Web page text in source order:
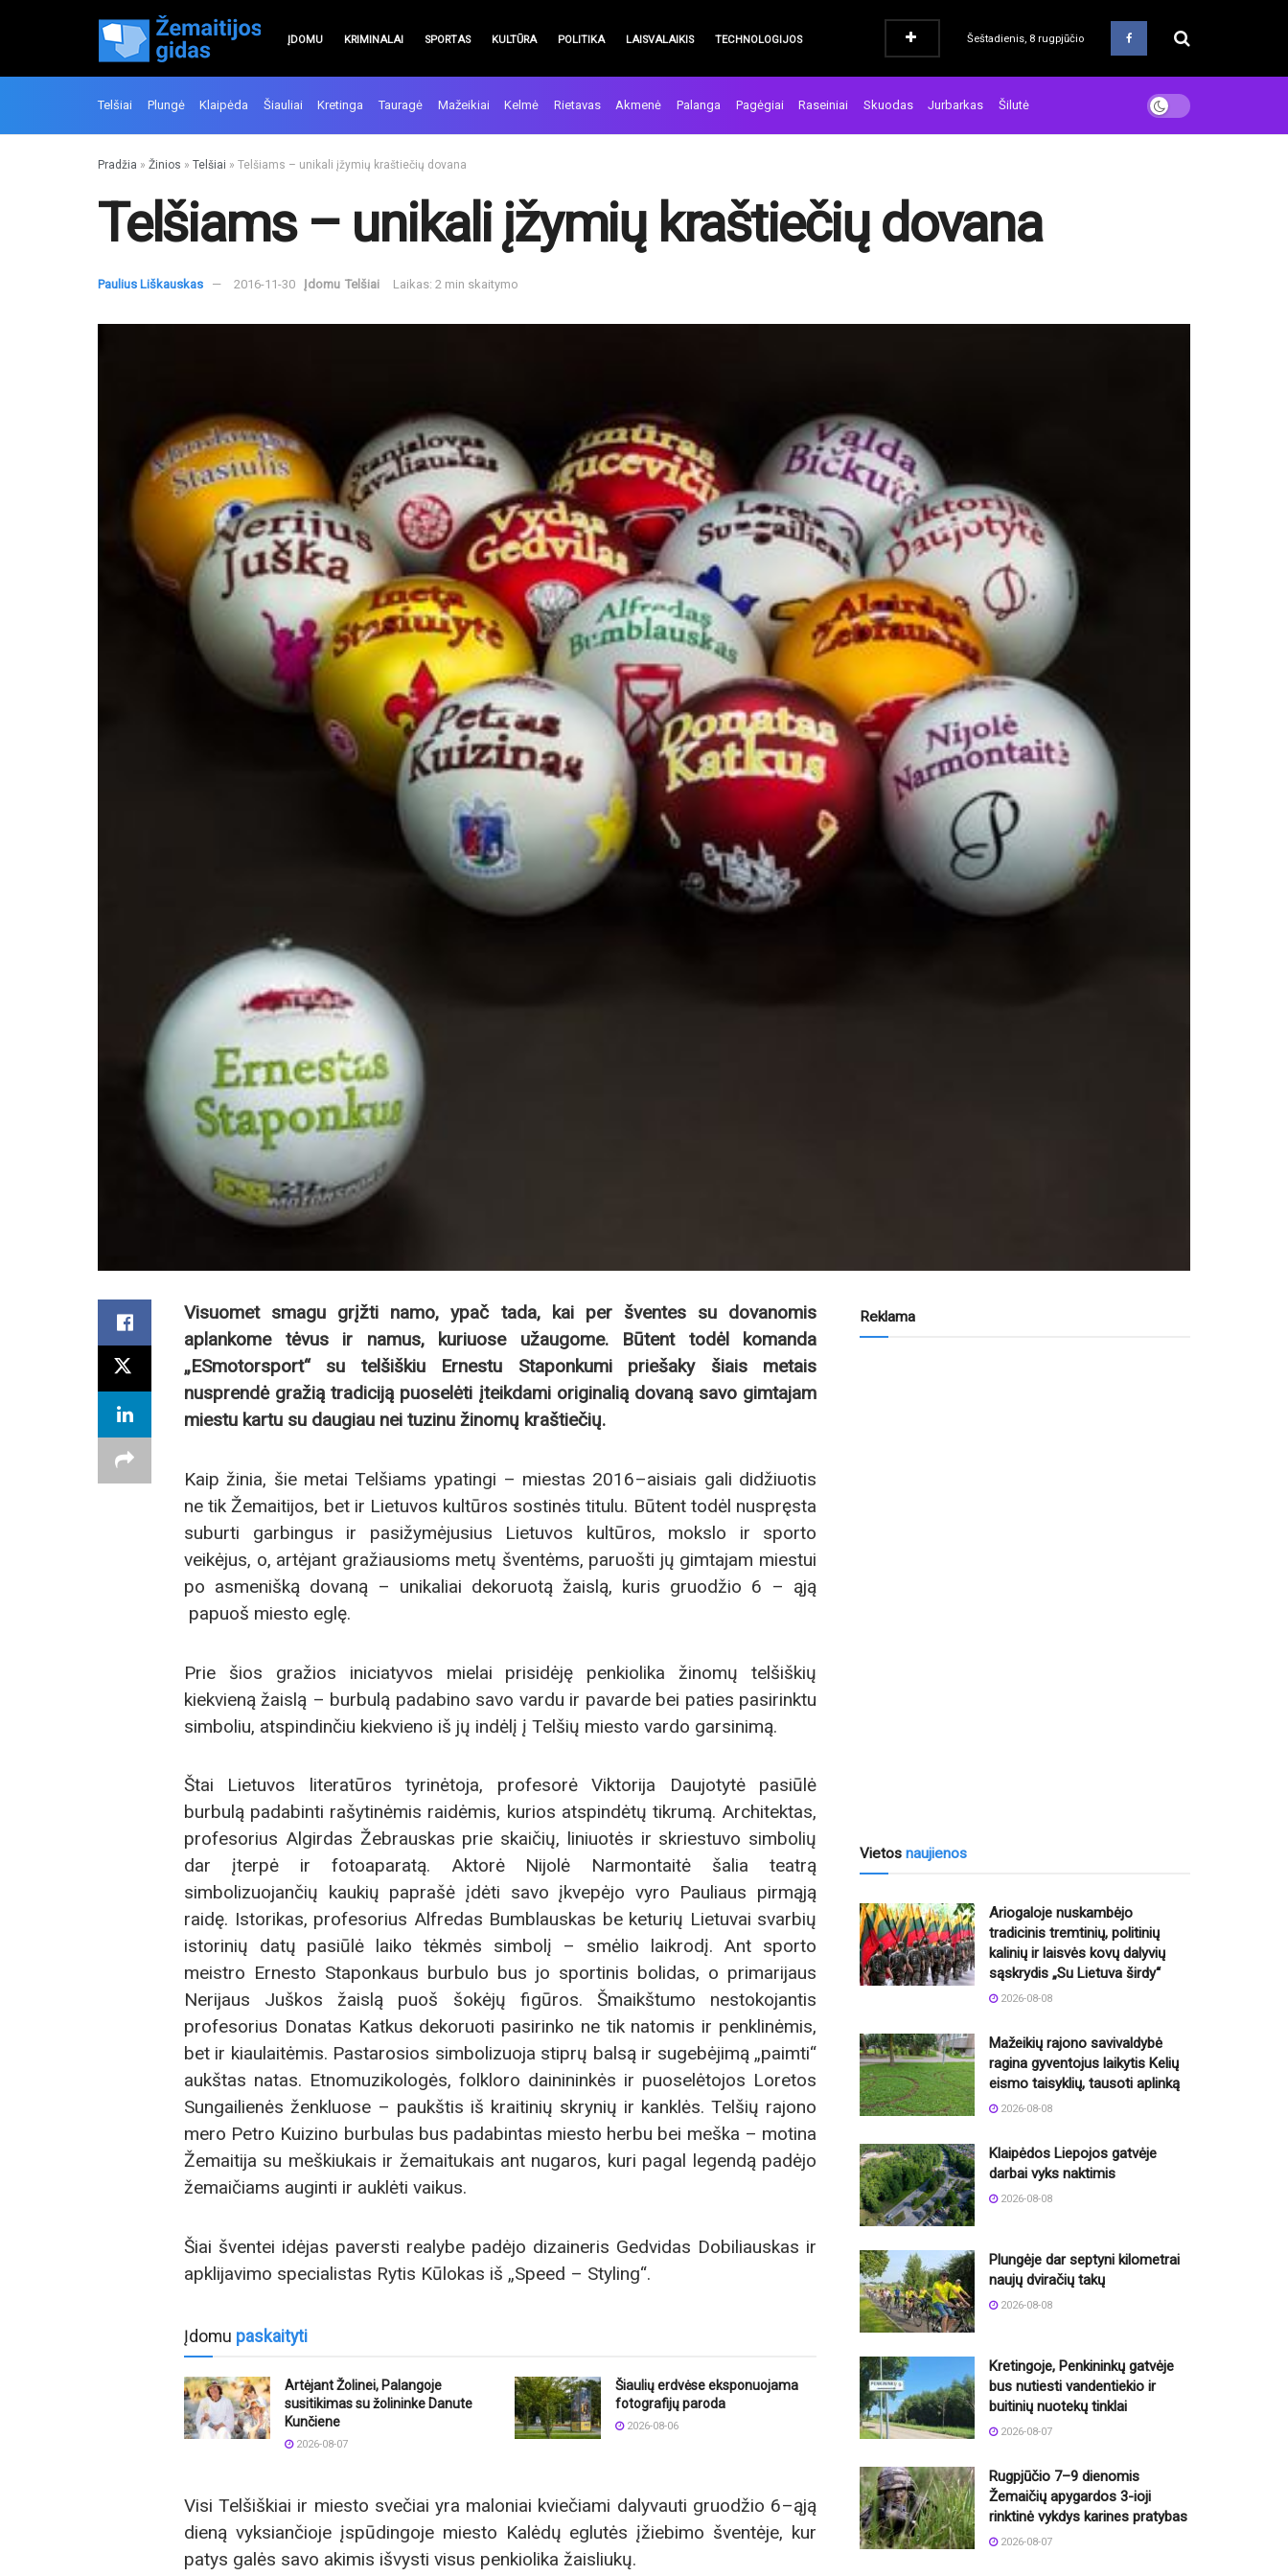
ĮDOMU KRIMINALAI SPORTAS KULTŪRA POLITIKA LAISVALAIKIS TECHNOLOGIJOS Šeštadienis, 8 rugpjūčio
Telšiai Plungė Klaipėda Šiauliai Kretinga Tauragė Mažeikiai Kelmė Rietavas Akmenė Palanga Pagėgiai Raseiniai Skuodas Jurbarkas Šilutė
Pradžia » Žinios » Telšiai » Telšiams – unikali įžymių kraštiečių dovana
Telšiams – unikali įžymių kraštiečių dovana
Paulius Liškauskas 2016-11-30 Įdomu Telšiai Laikas: 2 min skaitymo
Visuomet smagu grįžti namo, ypač tada, kai per šventes su dovanomis
aplankome tėvus ir namus, kuriuose užaugome. Būtent todėl komanda
„ESmotorsport“ su telšiškiu Ernestu Staponkumi priešaky šiais metais
nusprendė gražią tradiciją puoselėti įteikdami originalią dovaną savo gimtajam
miestu kartu su daugiau nei tuzinu žinomų kraštiečių.
Kaip žinia, šie metai Telšiams ypatingi – miestas 2016–aisiais gali didžiuotis
ne tik Žemaitijos, bet ir Lietuvos kultūros sostinės titulu. Būtent todėl nuspręsta
suburti garbingus ir pasižymėjusius Lietuvos kultūros, mokslo ir sporto
veikėjus, o, artėjant gražiausioms metų šventėms, paruošti jų gimtajam miestui
po asmenišką dovaną – unikaliai dekoruotą žaislą, kuris gruodžio 6 – ąją
papuoš miesto eglę.
Prie šios gražios iniciatyvos mielai prisidėję penkiolika žinomų telšiškių
kiekvieną žaislą – burbulą padabino savo vardu ir pavarde bei paties pasirinktu
simboliu, atspindinčiu kiekvieno iš jų indėlį į Telšių miesto vardo garsinimą.
Štai Lietuvos literatūros tyrinėtoja, profesorė Viktorija Daujotytė pasiūlė
burbulą padabinti rašytinėmis raidėmis, kurios atspindėtų tikrumą. Architektas,
profesorius Algirdas Žebrauskas prie skaičių, liniuotės ir skriestuvo simbolių
dar įterpė ir fotoaparatą. Aktorė Nijolė Narmontaitė šalia teatrą
simbolizuojančių kaukių paprašė įdėti savo įkvepėjo vyro Pauliaus pirmąją
raidę. Istorikas, profesorius Alfredas Bumblauskas be keturių Lietuvai svarbių
istorinių datų pasiūlė laiko tėkmės simbolį – smėlio laikrodį. Ant sporto
meistro Ernesto Staponkaus burbulo bus jo sportinis bolidas, o primarijaus
Nerijaus Juškos žaislą puoš šokėjų figūros. Šmaikštumo nestokojantis
profesorius Donatas Katkus dekoruoti pasirinko ne tik natomis ir penklinėmis,
bet ir kiaulaitėmis. Pastarosios simbolizuoja stiprų balsą ir sugebėjimą „paimti“
aukštas natas. Etnomuzikologės, folkloro dainininkės ir puoselėtojos Loretos
Sungailienės ženkluose – paukštis iš kraitinių skrynių ir kanklės. Telšių rajono
mero Petro Kuizino burbulas bus padabintas miesto herbu bei meška – motina
Žemaitija su meškiukais ir žemaitukais ant nugaros, kuri pagal legendą padėjo
žemaičiams auginti ir auklėti vaikus.
Šiai šventei idėjas paversti realybe padėjo dizaineris Gedvidas Dobiliauskas ir
apklijavimo specialistas Rytis Kūlokas iš „Speed – Styling“.
Įdomu paskaityti
Artėjant Žolinei, Palangoje
susitikimas su žolininke Danute
Kunčiene
2026-08-07
Šiaulių erdvėse eksponuojama
fotografijų paroda
2026-08-06
Visi Telšiškiai ir miesto svečiai yra maloniai kviečiami dalyvauti gruodžio 6–ąją
dieną vyksiančioje įspūdingoje miesto Kalėdų eglutės įžiebimo šventėje, kur
patys galės savo akimis išvysti visus penkiolika žaisliukų.
Reklama
Vietos naujienos
Ariogaloje nuskambėjo
tradicinis tremtinių, politinių
kalinių ir laisvės kovų dalyvių
sąskrydis „Su Lietuva širdy“
2026-08-08
Mažeikių rajono savivaldybė
ragina gyventojus laikytis Kelių
eismo taisyklių, tausoti aplinką
2026-08-08
Klaipėdos Liepojos gatvėje
darbai vyks naktimis
2026-08-08
Plungėje dar septyni kilometrai
naujų dviračių takų
2026-08-08
Kretingoje, Penkininkų gatvėje
bus nutiesti vandentiekio ir
buitinių nuotekų tinklai
2026-08-07
Rugpjūčio 7–9 dienomis
Žemaičių apygardos 3-ioji
rinktinė vykdys karines pratybas
2026-08-07